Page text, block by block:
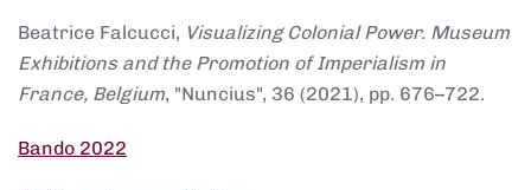
Beatrice Falcucci, Visualizing Colonial Power. Museum
Exhibitions and the Promotion of Imperialism in
France, Belgium, "Nuncius", 36 (2021), pp. 676–722.
Bando 2022